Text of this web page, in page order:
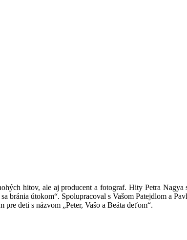
hitov, ale aj producent a fotograf. Hity Petra
bránia útokom“. Spolupracoval s Vašom Patejdlom a
deti s názvom „Peter, Vašo a Beáta deťom“.